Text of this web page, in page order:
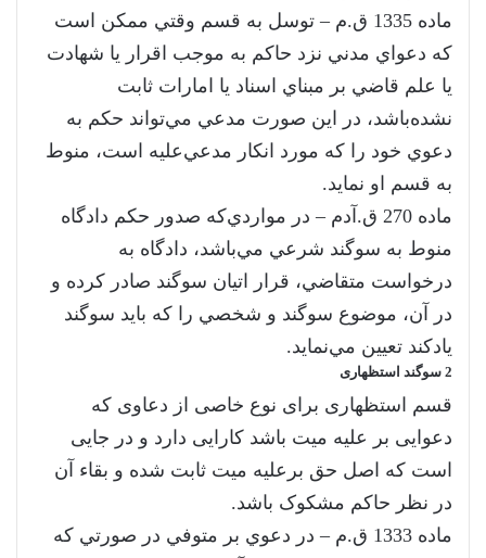
‌ماده 1335 ق.م – توسل به قسم وقتي ممكن است
كه دعواي مدني نزد حاكم به موجب اقرار يا شهادت
يا علم قاضي بر مبناي اسناد يا امارات ثابت
نشده‌باشد، در اين صورت مدعي مي‌تواند حكم به
دعوي خود را كه مورد انكار مدعي‌عليه است، منوط
به قسم او نمايد.
‌ماده 270 ق.آدم – در مواردي‌كه صدور حكم دادگاه
منوط به سوگند شرعي مي‌باشد، دادگاه به‌
درخواست متقاضي، قرار اتيان سوگند صادر كرده و
در آن،‌ موضوع سوگند و شخصي را كه بايد سوگند
يادكند تعيين مي‌نمايد.
2 سوگند استظهاری
قسم استظهاری برای نوع خاصی از دعاوی که
دعوایی بر علیه میت باشد کارایی دارد و در جایی
است که اصل حق برعلیه میت ثابت شده و بقاء آن
در نظر حاکم مشکوک باشد.
‌ماده 1333 ق.م – در دعوي بر متوفي در صورتي كه